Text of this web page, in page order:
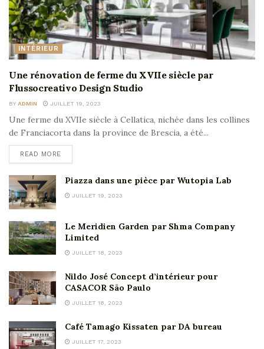
INTÉRIEUR
Une rénovation de ferme du XVIIe siècle par
Flussocreativo Design Studio
BY ADMIN JUILLET 19, 2023
Une ferme du XVIIe siècle à Cellatica, nichée dans les collines
de Franciacorta dans la province de Brescia, a été...
READ MORE
Piazza dans une pièce par Wutopia Lab
JUILLET 19, 2023
Le Meridien Garden par Shma Company
Limited
JUILLET 18, 2023
Nildo José Concept d’intérieur pour
CASACOR São Paulo
JUILLET 18, 2023
Café Tamago Kissaten par DA bureau
JUILLET 17, 2023